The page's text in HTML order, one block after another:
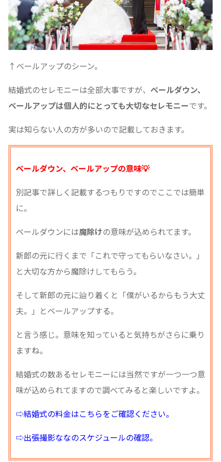
↑ベールアップのシーン。
結婚式のセレモニーは全部大事ですが、 ベールダウン、
ベールアップは個人的にとっても大切なセレモニーです。
実は知らない人の方が多いので記載しておきます。
ベールダウン、ベールアップの意味💡
別記事で詳しく記載するつもりですのでここでは簡単
に。
ベールダウンには魔除けの意味が込められてます。
新郎の元に行くまで「これで守ってもらいなさい。」
と大切な方から魔除けしてもらう。
そして新郎の元に辿り着くと「僕がいるからもう大丈
夫。」とベールアップする。
と言う感じ。意味を知っていると気持ちがさらに乗り
ますね。
結婚式の数あるセレモニーには当然ですが一つ一つ意
味が込められてますので調べてみると楽しいですよ。
⇨結婚式の料金はこちらをご確認ください。
⇨出張撮影ななのスケジュールの確認。